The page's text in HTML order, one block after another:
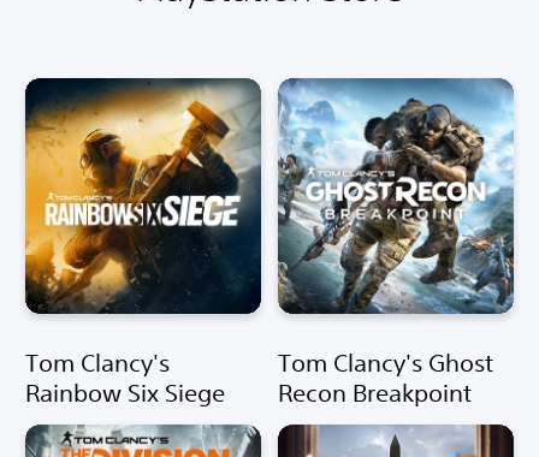
Tom Clancy's
Rainbow Six Siege
Tom Clancy's Ghost
Recon Breakpoint